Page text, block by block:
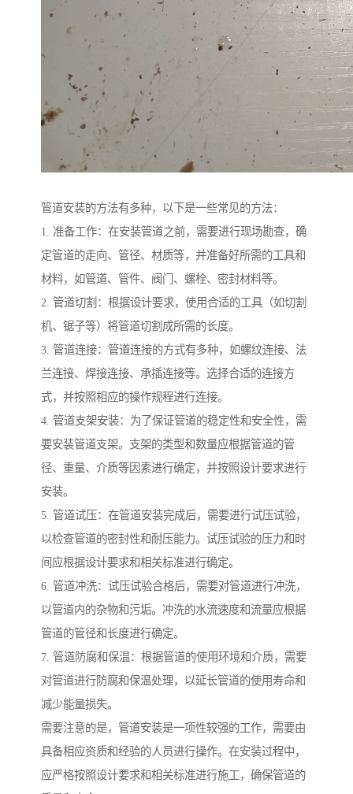
管道安装的方法有多种，以下是一些常见的方法：
1. 准备工作：在安装管道之前，需要进行现场勘查，确
定管道的走向、管径、材质等，并准备好所需的工具和
材料，如管道、管件、阀门、螺栓、密封材料等。
2. 管道切割：根据设计要求，使用合适的工具（如切割
机、锯子等）将管道切割成所需的长度。
3. 管道连接：管道连接的方式有多种，如螺纹连接、法
兰连接、焊接连接、承插连接等。选择合适的连接方
式，并按照相应的操作规程进行连接。
4. 管道支架安装：为了保证管道的稳定性和安全性，需
要安装管道支架。支架的类型和数量应根据管道的管
径、重量、介质等因素进行确定，并按照设计要求进行
安装。
5. 管道试压：在管道安装完成后，需要进行试压试验，
以检查管道的密封性和耐压能力。试压试验的压力和时
间应根据设计要求和相关标准进行确定。
6. 管道冲洗：试压试验合格后，需要对管道进行冲洗，
以管道内的杂物和污垢。冲洗的水流速度和流量应根据
管道的管径和长度进行确定。
7. 管道防腐和保温：根据管道的使用环境和介质，需要
对管道进行防腐和保温处理，以延长管道的使用寿命和
减少能量损失。
需要注意的是，管道安装是一项性较强的工作，需要由
具备相应资质和经验的人员进行操作。在安装过程中，
应严格按照设计要求和相关标准进行施工，确保管道的